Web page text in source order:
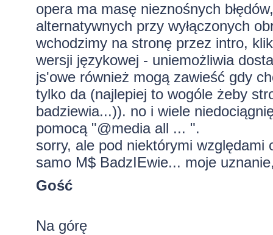
opera ma masę nieznośnych
alternatywnych przy wyłączonych
wchodzimy na stronę przez intro,
wersji językowej - uniemożliwia
js'owe również mogą zawieść gdy
tylko da (najlepiej to wogóle żeby
badziewia...)). no i wiele
pomocą "@media all ... ".
sorry, ale pod niektórymi
samo M$ BadzIEwie... moje
Gość
Na górę